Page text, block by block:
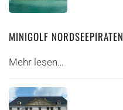
MINIGOLF NORDSEEPIRATEN
Mehr lesen…